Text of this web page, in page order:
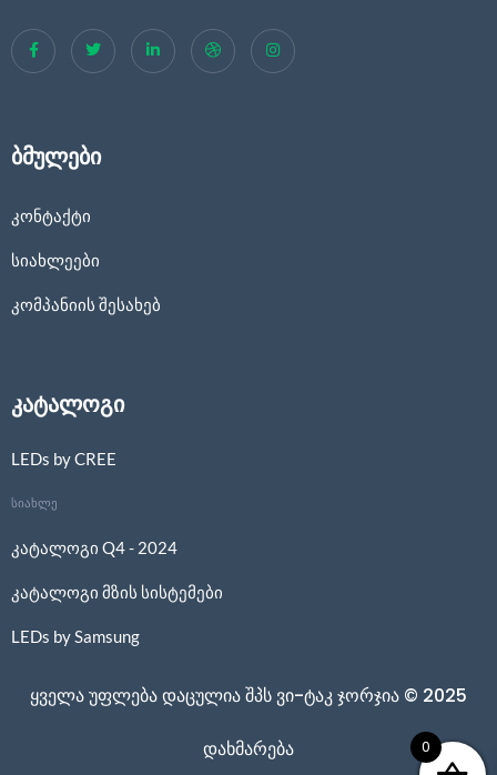
ბმულები
კონტაქტი
სიახლეები
კომპანიის შესახებ
კატალოგი
LEDs by CREE
სიახლე
კატალოგი Q4 - 2024
კატალოგი მზის სისტემები
LEDs by Samsung
ყველა უფლება დაცულია შპს ვი-ტაკ ჯორჯია © 2025
დახმარება 0